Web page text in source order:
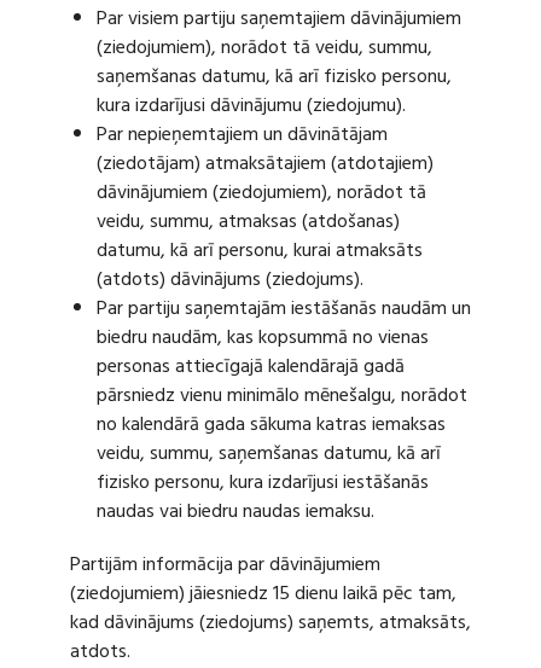
Par visiem partiju saņemtajiem dāvinājumiem
(ziedojumiem), norādot tā veidu, summu,
saņemšanas datumu, kā arī fizisko personu,
kura izdarījusi dāvinājumu (ziedojumu).
Par nepieņemtajiem un dāvinātājam
(ziedotājam) atmaksātajiem (atdotajiem)
dāvinājumiem (ziedojumiem), norādot tā
veidu, summu, atmaksas (atdošanas)
datumu, kā arī personu, kurai atmaksāts
(atdots) dāvinājums (ziedojums).
Par partiju saņemtajām iestāšanās naudām un
biedru naudām, kas kopsummā no vienas
personas attiecīgajā kalendārajā gadā
pārsniedz vienu minimālo mēnešalgu, norādot
no kalendārā gada sākuma katras iemaksas
veidu, summu, saņemšanas datumu, kā arī
fizisko personu, kura izdarījusi iestāšanās
naudas vai biedru naudas iemaksu.
Partijām informācija par dāvinājumiem
(ziedojumiem) jāiesniedz 15 dienu laikā pēc tam,
kad dāvinājums (ziedojums) saņemts, atmaksāts,
atdots.